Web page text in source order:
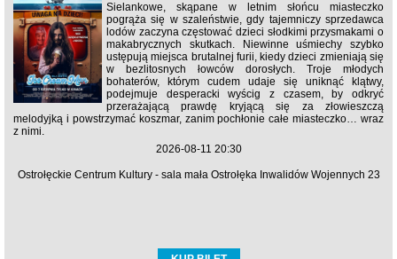
Sielankowe, skąpane w letnim słońcu miasteczko
pogrąża się w szaleństwie, gdy tajemniczy sprzedawca
lodów zaczyna częstować dzieci słodkimi przysmakami o
makabrycznych skutkach. Niewinne uśmiechy szybko
ustępują miejsca brutalnej furii, kiedy dzieci zmieniają się
w bezlitosnych łowców dorosłych. Troje młodych
bohaterów, którym cudem udaje się uniknąć klątwy,
podejmuje desperacki wyścig z czasem, by odkryć
przerażającą prawdę kryjącą się za złowieszczą
melodyjką i powstrzymać koszmar, zanim pochłonie całe miasteczko… wraz
z nimi.
2026-08-11 20:30
Ostrołęckie Centrum Kultury - sala mała Ostrołęka Inwalidów Wojennych 23